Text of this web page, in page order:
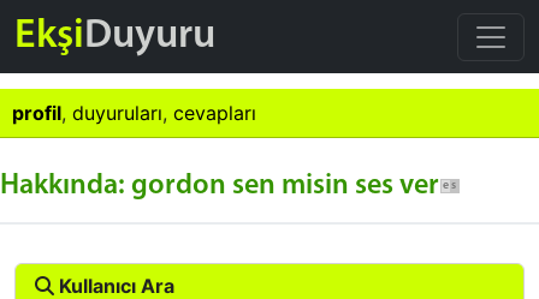
EkşiDuyuru
profil, duyuruları, cevapları
Hakkında: gordon sen misin ses ver
Kullanıcı Ara